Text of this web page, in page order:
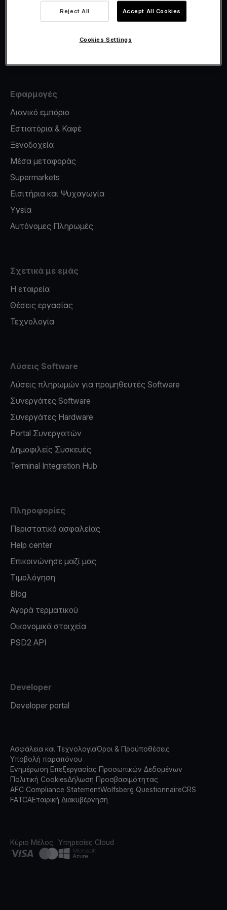
Έκδοση καρτών
Εφαρμογές
Λιανικό εμπόριο
Εστιατόρια & Καφέ
Ξενοδοχεία
Μέσα μεταφοράς
Supermarkets
Εισιτήρια και Ψυχαγωγία
Υγεία
Αυτόνομες Πληρωμές
Σχετικά με εμάς
Η εταιρεία
Θέσεις εργασίας
Τεχνολογία
Λύσεις Software
Λύσεις πληρωμών για προμηθευτές Software
Συνεργάτες Software
Συνεργάτες Hardware
Portal Συνεργατών
Δημοφιλείς Συσκευές
Terminal Integration Hub
Πληροφορίες
Περιστατικό ασφαλείας
Help center
Επικοινώνησε μαζί μας
Τιμολόγηση
Blog
Αγορά τερματικού
Οικονομικά στοιχεία
PSD2 API
Developer
Developer portal
Ασφάλεια και ΤεχνολογίαΌροι & Προϋποθέσεις
Υποβολή παραπόνου
Ενημέρωση Επεξεργασίας Προσωπικών Δεδομένων
Πολιτική CookiesΔήλωση Προσβασιμότητας
AFC Compliance StatementWolfsberg QuestionnaireCRS
FATCAΕταιρική Διακυβέρνηση
Κύριο Μέλος Υπηρεσίες Cloud
Reject All Accept All Cookies
Cookies Settings